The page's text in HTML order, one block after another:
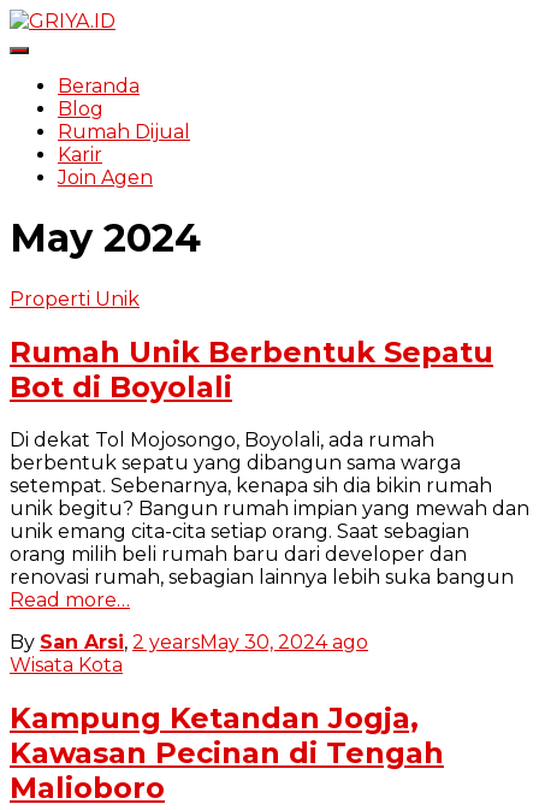
Toggle Navigation
Beranda
Blog
Rumah Dijual
Karir
Join Agen
May 2024
Properti Unik
Rumah Unik Berbentuk Sepatu
Bot di Boyolali
Di dekat Tol Mojosongo, Boyolali, ada rumah
berbentuk sepatu yang dibangun sama warga
setempat. Sebenarnya, kenapa sih dia bikin rumah
unik begitu? Bangun rumah impian yang mewah dan
unik emang cita-cita setiap orang. Saat sebagian
orang milih beli rumah baru dari developer dan
renovasi rumah, sebagian lainnya lebih suka bangun
Read more…
By San Arsi, 2 yearsMay 30, 2024ago
Wisata Kota
Kampung Ketandan Jogja,
Kawasan Pecinan di Tengah
Malioboro